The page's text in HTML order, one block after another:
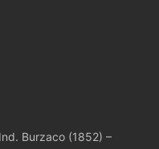
Burzaco (1852) –